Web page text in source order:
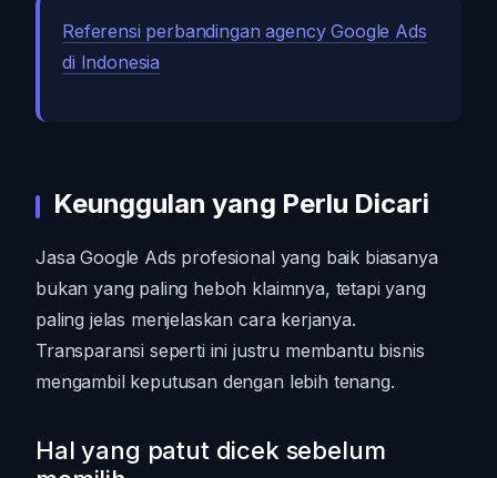
Referensi perbandingan agency Google Ads
di Indonesia
Keunggulan yang Perlu Dicari
Jasa Google Ads profesional yang baik biasanya
bukan yang paling heboh klaimnya, tetapi yang
paling jelas menjelaskan cara kerjanya.
Transparansi seperti ini justru membantu bisnis
mengambil keputusan dengan lebih tenang.
Hal yang patut dicek sebelum